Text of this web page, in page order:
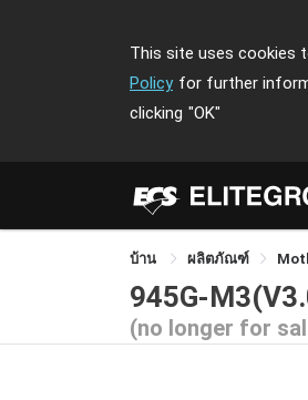
This site uses cookies
Policy for further
clicking "OK"
บ้าน ผลิตภัณฑ์
945G-
(no longer for